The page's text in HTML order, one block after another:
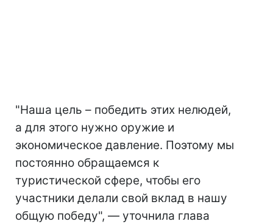
"Наша цель – победить этих нелюдей,
а для этого нужно оружие и
экономическое давление. Поэтому мы
постоянно обращаемся к
туристической сфере, чтобы его
участники делали свой вклад в нашу
общую победу", — уточнила глава